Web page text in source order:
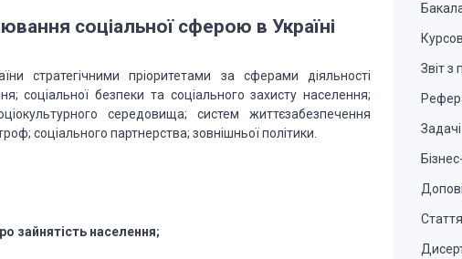
соціальної сферою в Україні
стратегічними пріоритетами за сферами діяльності
соціальної безпеки та соціального захисту населення;
середовища; систем життєзабезпечення
соціального партнерства; зовнішньої політики.
зайнятість населення;
Звіт з
Задачі